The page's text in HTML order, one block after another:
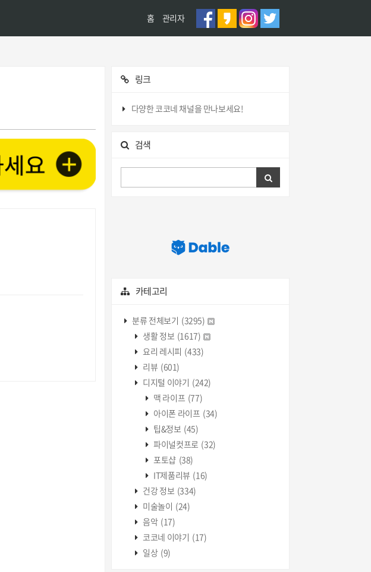
홈 관리자
링크
다양한 코코네 채널을 만나보세요!
검색
카테고리
분류 전체보기 (3295)
생활 정보 (1617)
요리 레시피 (433)
리뷰 (601)
디지털 이야기 (242)
맥 라이프 (77)
아이폰 라이프 (34)
팁&정보 (45)
파이널컷프로 (32)
포토샵 (38)
IT제품리뷰 (16)
건강 정보 (334)
미술놀이 (24)
음악 (17)
코코네 이야기 (17)
일상 (9)